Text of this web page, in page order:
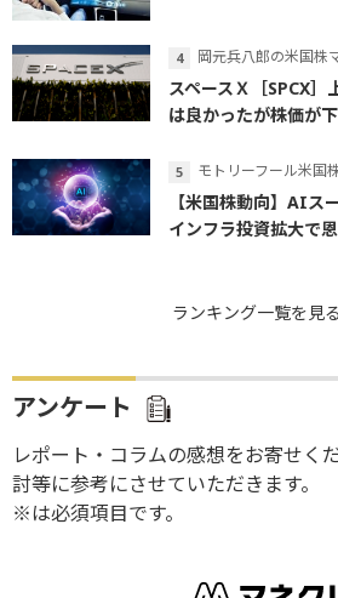
岡元兵八郎の米国株
スペースＸ［SPCX
は良かったが株価が
モトリーフール米国
【米国株動向】AIス
インフラ投資拡大で
ランキング一覧を見る
アンケート
レポート・コラムの感想をお寄せく
討等に参考にさせていただきます。
※は必須項目です。